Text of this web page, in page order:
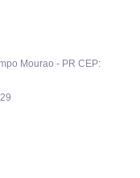
Mourao - PR CEP: